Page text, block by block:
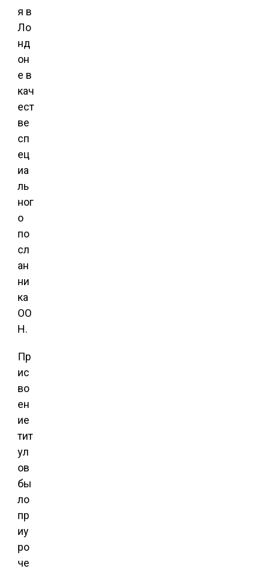
я в
Ло
нд
он
е в
кач
ест
ве
сп
ец
иа
ль
ног
о
по
сл
ан
ни
ка
ОО
Н.
Пр
ис
во
ен
ие
тит
ул
ов
бы
ло
пр
иу
ро
че